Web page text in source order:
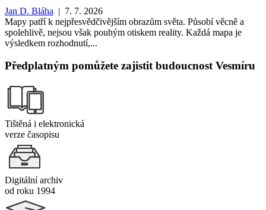
Jan D. Bláha | 7. 7. 2026
Mapy patří k nejpřesvědčivějším obrazům světa. Působí věcně a
spolehlivě, nejsou však pouhým otiskem reality. Každá mapa je
výsledkem rozhodnutí,...
Předplatným pomůžete zajistit budoucnost Vesmíru
Tištěná i elektronická
verze časopisu
Digitální archiv
od roku 1994